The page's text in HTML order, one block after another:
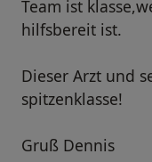
Team ist
hilfsbereit ist.
Dieser Arzt und
spitzenklasse!
Gruß Dennis